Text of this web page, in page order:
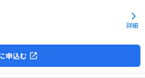
詳細
申込む